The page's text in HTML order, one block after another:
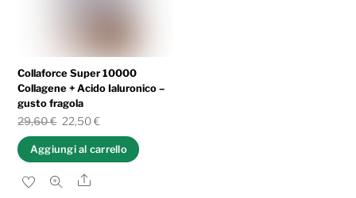
Collaforce Super 10000
Collagene + Acido Ialuronico –
gusto fragola
29,60€ Il
originale
era:
22,50€
prezzo
attuale
Aggiungi al carrello
Share